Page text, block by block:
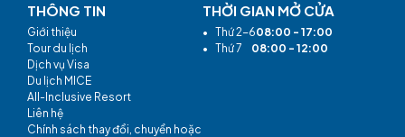
THÔNG TIN
Giới thiệu
Tour du lịch
Dịch vụ Visa
Du lịch MICE
All-Inclusive Resort
Liên hệ
Chính sách thay đổi, chuyển hoặc
THỜI GIAN MỞ CỬA
• Thứ 2-608:00 - 17:00
• Thứ 7 08:00 - 12:00